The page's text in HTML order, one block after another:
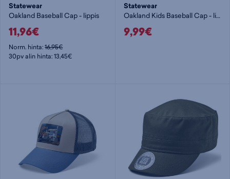
Statewear
Oakland Baseball Cap - lippis
11,96€
Norm. hinta:16,95€
30pv alin hinta: 13,45€
Statewear
Oakland Kids Baseball Cap - lippis
9,99€